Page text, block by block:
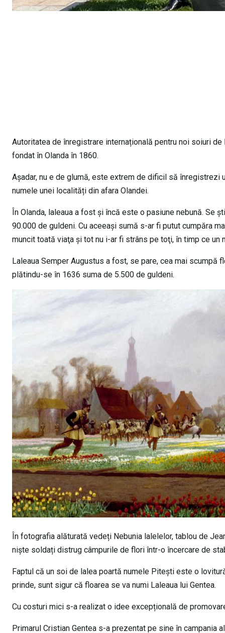
Autoritatea de înregistrare internațională pentru noi soiuri
fondat în Olanda în 1860.
Așadar, nu e de glumă, este extrem de dificil să înregistrezi
numele unei localități din afara Olandei.
În Olanda, laleaua a fost și încă este o pasiune nebună. Se
90.000 de guldeni. Cu aceeaşi sumă s-ar fi putut cumpăra
muncit toată viaţa şi tot nu i-ar fi strâns pe toţi, în timp ce
Laleaua Semper Augustus a fost, se pare, cea mai scumpă
plătindu-se în 1636 suma de 5.500 de guldeni.
În fotografia alăturată vedeți Nebunia lalelelor, tablou de
niște soldați distrug câmpurile de flori într-o încercare de
Faptul că un soi de lalea poartă numele Pitești este o
prinde, sunt sigur că floarea se va numi Laleaua lui Gentea.
Cu costuri mici s-a realizat o idee excepțională de
Primarul Cristian Gentea s-a prezentat pe sine în campania